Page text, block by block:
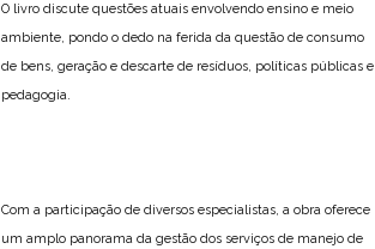
O livro discute questões atuais envolvendo ensino e meio
ambiente, pondo o dedo na ferida da questão de consumo
de bens, geração e descarte de resíduos, políticas públicas e
pedagogia.
Com a participação de diversos especialistas, a obra oferece
um amplo panorama da gestão dos serviços de manejo de